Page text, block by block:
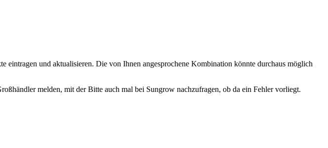
eintragen und aktualisieren. Die von Ihnen angesprochene Kombination könnte durchaus möglich
melden, mit der Bitte auch mal bei Sungrow nachzufragen, ob da ein Fehler vorliegt.